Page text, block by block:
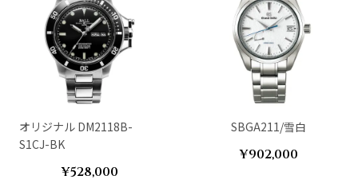
オリジナル DM2118B-
S1CJ-BK
¥528,000
SBGA211/雪白
¥902,000